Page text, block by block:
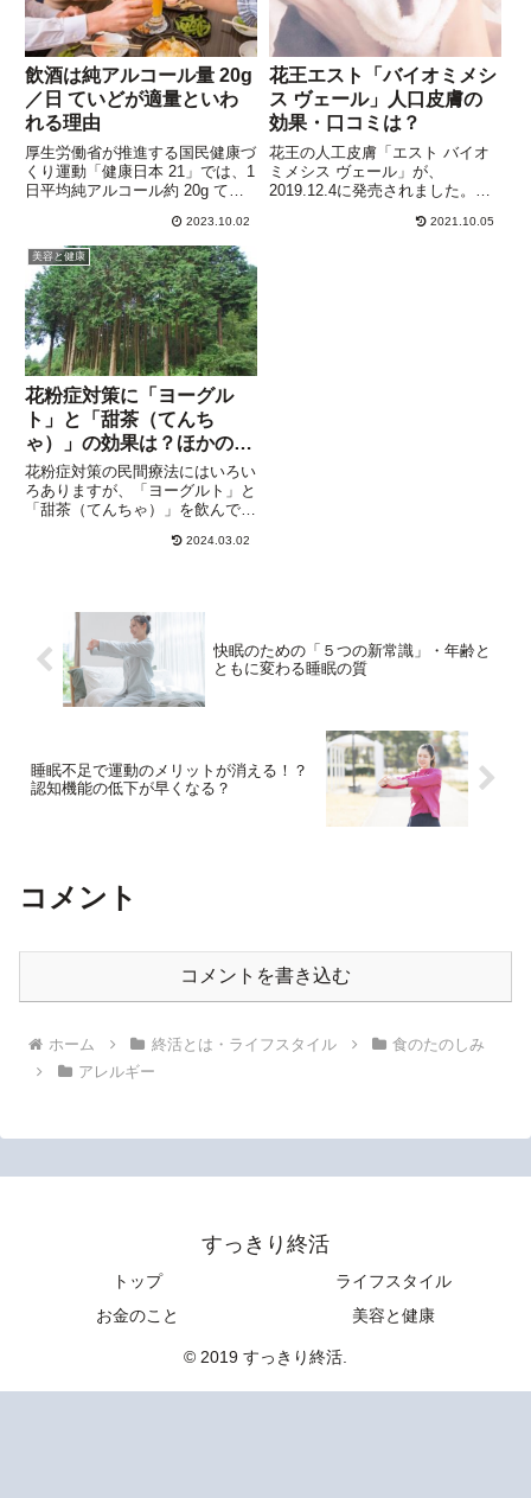
飲酒は純アルコール量 20g
／日 ていどが適量といわ
れる理由
厚生労働省が推進する国民健康づ
くり運動「健康日本 21」では、1
日平均純アルコール約 20g てい
ています。純アルコール約 20g
は、お酒に換算すると、ビール
（アルコール度数５％）：
500mL、日本酒（...
2023.10.02
花王エスト「バイオミメシ
ス ヴェール」人口皮膚の
効果・口コミは？
花王の人工皮膚「エスト バイオ
ミメシス ヴェール」が、
2019.12.4に発売されました。人
薄膜をつくり、肌の表面の水分環
2021.10.05
美容と健康
花粉症対策に「ヨーグル
ト」と「甜茶（てんち
ゃ）」の効果は？ほかの民
間医療との比較
花粉症対策の民間療法にはいろい
ろありますが、「ヨーグルト」と
「甜茶（てんちゃ）」を飲んでい
ょうか。ほかには、シソジュー
2024.03.02
快眠のための「５つの新常識」・年齢と
ともに変わる睡眠の質
睡眠不足で運動のメリットが消える！？
認知機能の低下が早くなる？
コメント
コメントを書き込む
ホーム 終活とは・ライフスタイル
食のたのしみ
アレルギー
すっきり終活
トップ
ライフスタイル
お金のこと
美容と健康
© 2019 すっきり終活.